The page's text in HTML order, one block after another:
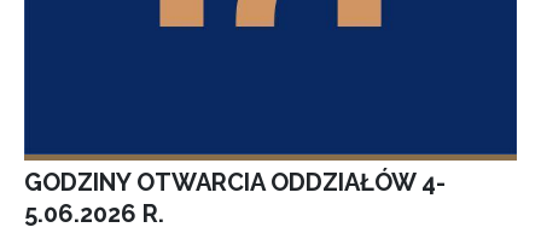
GODZINY OTWARCIA ODDZIAŁÓW 4-
5.06.2026 R.